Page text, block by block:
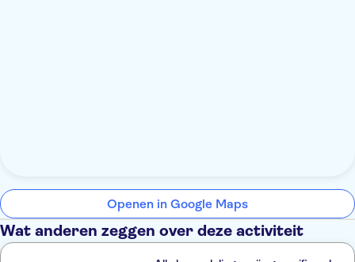
Openen in Google Maps
Wat anderen zeggen over deze activiteit